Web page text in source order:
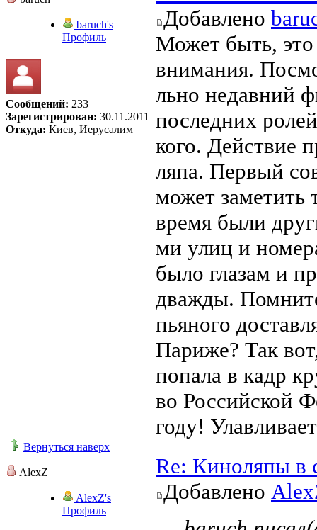
baruch's
Профиль
Сообщений: 233
Зарегистрирован: 30.11.2011
Откуда: Киев, Иерусалим
Добавлено
Может быть, это
внимания.
льно недавний
последних
кого. Действие
ляпа. Первый
может заметить
время были
ми улиц и
было глазам и
дважды.
пьяного
Париже? Так
попала в кадр
во Российской
году!
Вернуться наверх
AlexZ
AlexZ's
Профиль
Re: Киноляпы в
Добавлено